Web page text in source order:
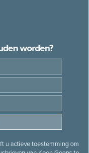
worden?
u actieve toestemming om